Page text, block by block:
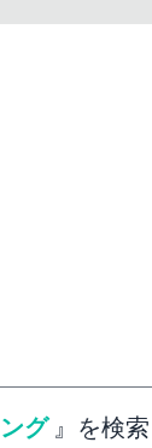
グ 』を検索